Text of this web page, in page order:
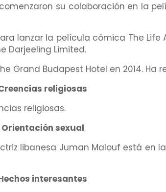
su colaboración en la
lanzar la película cómica The Life
Darjeeling Limited.
Grand Budapest Hotel en 2014. Ha
religiosas
religiosas.
Orientación sexual
libanesa Juman Malouf está en
interesantes